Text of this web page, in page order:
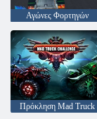
Αγώνες Φορτηγών
Πρόκληση Mad Truck